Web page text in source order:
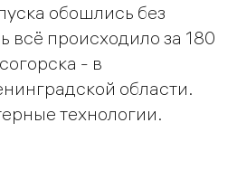
обошлись без
всё происходило за 180
- в
области.
технологии.